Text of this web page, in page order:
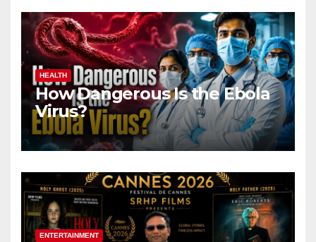
HEALTH
How Dangerous Is the Ebola
Virus?
ENTERTAINMENT